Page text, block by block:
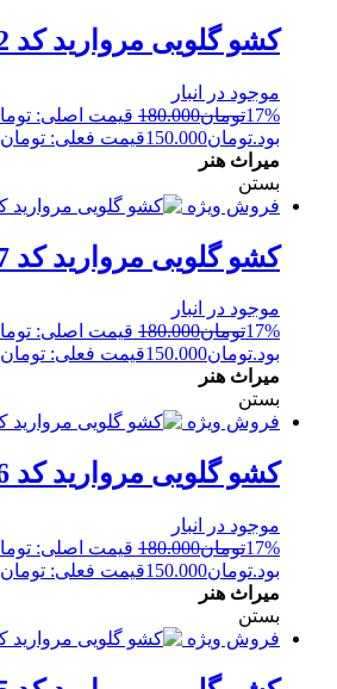
کشو گلویی مروارید کد 372
موجود در انبار
17%تومان180.000
بود.تومان150.000قیمت فعلی: تومان150.000.
میراث هنر
بستن
فروش ویژه
کشو گلویی مروارید کد 367
موجود در انبار
17%تومان180.000
بود.تومان150.000قیمت فعلی: تومان150.000.
میراث هنر
بستن
فروش ویژه
کشو گلویی مروارید کد 366
موجود در انبار
17%تومان180.000
بود.تومان150.000قیمت فعلی: تومان150.000.
میراث هنر
بستن
فروش ویژه